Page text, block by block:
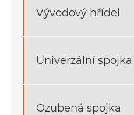
Vývodový hřídel
Univerzální spojka
Ozubená spojka